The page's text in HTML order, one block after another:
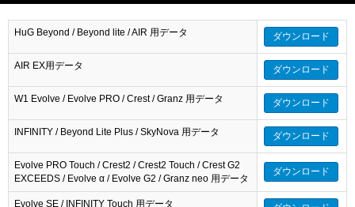
HuG Beyond / Beyond lite / AIR 用データ ダウンロード
AIR EX用データ ダウンロード
W1 Evolve / Evolve PRO / Crest / Granz 用データ ダウンロード
INFINITY / Beyond Lite Plus / SkyNova 用データ ダウンロード
Evolve PRO Touch / Crest2 / Crest2 Touch / Crest G2
EXCEEDS / Evolve α / Evolve G2 / Granz neo 用データ
ダウンロード
Evolve SE / INFINITY Touch 用データ